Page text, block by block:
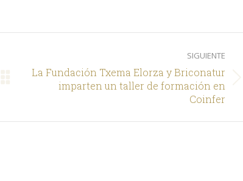
LinkedInFacebook
SIGUIENTE
Siguiente
La Fundación Txema Elorza y Briconatur
imparten un taller de formación en
Coinfer